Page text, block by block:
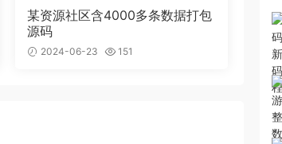
某资源社区含4000多条数据打包
源码
2024-06-23 151